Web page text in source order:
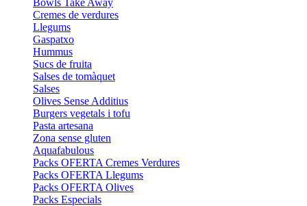
Cremes de verdures
Llegums
Gaspatxo
Hummus
Sucs de fruita
Salses de tomàquet
Salses
Olives Sense Additius
Burgers vegetals i tofu
Pasta artesana
Zona sense gluten
Aquafabulous
Packs OFERTA Cremes Verdures
Packs OFERTA Llegums
Packs OFERTA Olives
Packs Especials